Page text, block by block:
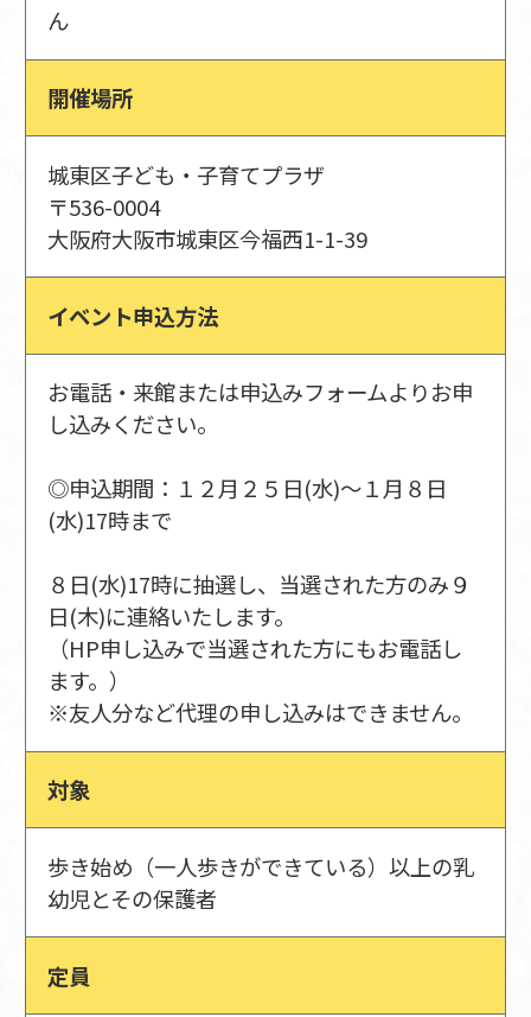
ん
開催場所
城東区子ども・子育てプラザ
〒536-0004
大阪府大阪市城東区今福西1-1-39
イベント申込方法
お電話・来館または申込みフォームよりお申
し込みください。
◎申込期間：１２月２５日(水)～１月８日
(水)17時まで
８日(水)17時に抽選し、当選された方のみ９
日(木)に連絡いたします。
（HP申し込みで当選された方にもお電話し
ます。）
※友人分など代理の申し込みはできません。
対象
歩き始め（一人歩きができている）以上の乳
幼児とその保護者
定員